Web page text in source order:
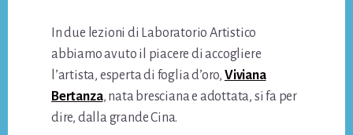
In due lezioni di Laboratorio Artistico
abbiamo avuto il piacere di accogliere
l’artista, esperta di foglia d’oro, Viviana
Bertanza, nata bresciana e adottata, si fa per
dire, dalla grande Cina.